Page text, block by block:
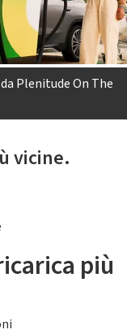
Plenitude On The
vicine.
più